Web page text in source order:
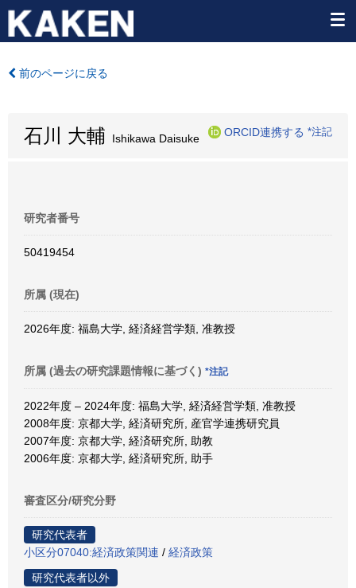
前のページに戻る
石川 大輔 Ishikawa Daisuke
ORCID連携する *注記
研究者番号
50419454
所属 (現在)
2026年度: 福島大学, 経済経営学類, 准教授
所属 (過去の研究課題情報に基づく) *注記
2022年度 – 2024年度: 福島大学, 経済経営学類, 准教授
2008年度: 京都大学, 経済研究所, 産官学連携研究員
2007年度: 京都大学, 経済研究所, 助教
2006年度: 京都大学, 経済研究所, 助手
審査区分/研究分野
研究代表者
小区分07040:経済政策関連 / 経済政策
研究代表者以外